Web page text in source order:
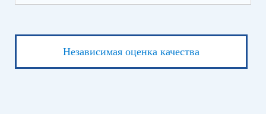
Независимая оценка качества